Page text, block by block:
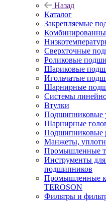
Назад
Каталог
Закрепляемые
Сверхточные
Роликовые
Шариковые
Игольчатые
Шарнирные
Системы
Втулки
Подшипниковые
Шарнирные
Подшипниковые
Манжеты,
Промышленные
Инструменты
подшипников
Промышленные
TEROSON
Фильтры и